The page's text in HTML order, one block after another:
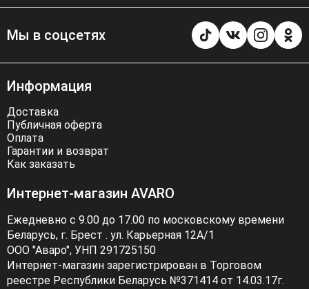
Мы в соцсетях
Информация
Доставка
Публичная оферта
Оплата
Гарантии и возврат
Как заказать
Интернет-магазин AVARO
Ежедневно с 9.00 до 17.00 по московскому времени
Беларусь, г. Брест . ул. Карьерная 12А/1
ООО "Аваро", УНП 291725150
Интернет-магазин зарегистрирован в Торговом
реестре Республики Беларусь №371414 от 14.03.17г.